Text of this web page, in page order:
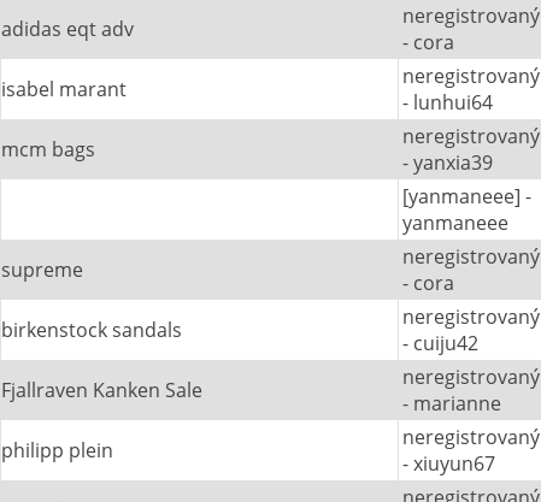
adidas eqt adv
neregistrovaný
- cora
isabel marant
neregistrovaný
- lunhui64
mcm bags
neregistrovaný
- yanxia39
[yanmaneee] -
yanmaneee
supreme
neregistrovaný
- cora
birkenstock sandals
neregistrovaný
- cuiju42
Fjallraven Kanken Sale
neregistrovaný
- marianne
philipp plein
neregistrovaný
- xiuyun67